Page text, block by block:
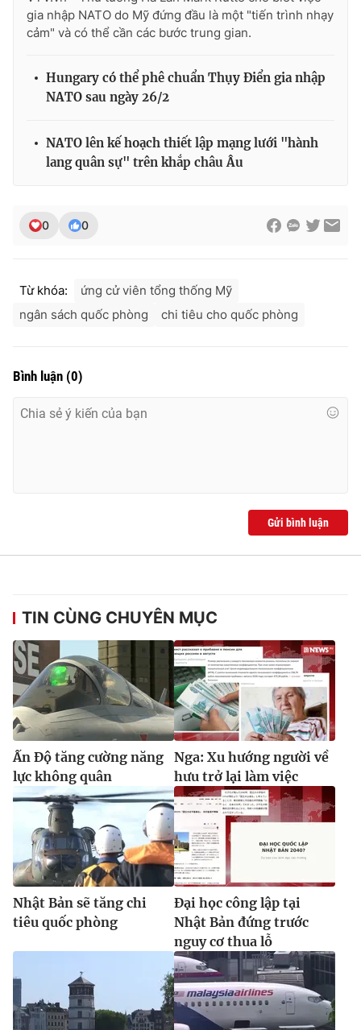
Ðiện thoại Thời báo VTV:024.66 897 897
Email:toasoan@vtv.vn
thuận bằng văn bản. Ghi rõ nguồn VTV.vn khi phát hành lại
thông tin từ website này.
gia nhập NATO do Mỹ đứng đầu là một "tiến trình nhạy
cảm" và có thể cần các bước trung gian.
Hungary có thể phê chuẩn Thụy Điển gia nhập
NATO sau ngày 26/2
NATO lên kế hoạch thiết lập mạng lưới "hành
lang quân sự" trên khắp châu Âu
0 0
Từ khóa:
ứng cử viên tổng thống Mỹ
ngân sách quốc phòng
chi tiêu cho quốc phòng
Bình luận (0)
Gửi bình luận
TIN CÙNG CHUYÊN MỤC
Ấn Độ tăng cường năng
lực không quân
Nga: Xu hướng người về
hưu trở lại làm việc
Nhật Bản sẽ tăng chi
tiêu quốc phòng
Đại học công lập tại
Nhật Bản đứng trước
nguy cơ thua lỗ